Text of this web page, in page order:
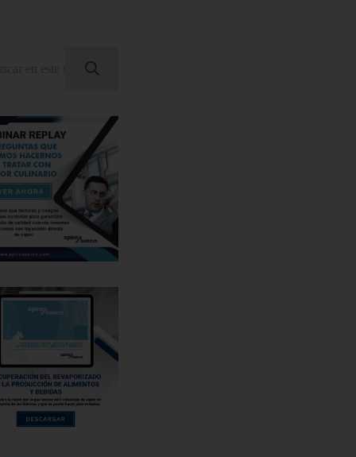
Enviar búsqueda